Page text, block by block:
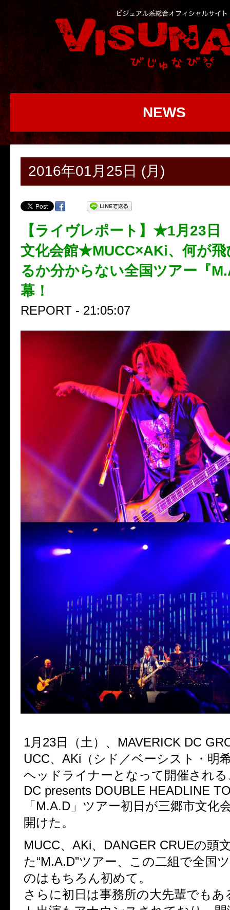
NEWS
2016年01月25日 (月)
【ライヴレポート】★1月23日
文化会館★MUCC×AKi、何が飛
るか分からない全国ツアー『
幕！
REPORT - 21:05:07
1月23日（土）、MAVERICK DC
UCC、AKi（シド／ベーシスト・明
ヘッドライナーとなって開催される
DC presents DOUBLE HEADLINE
「M.A.D」ツアー初日が三郷市文化
開けた。
MUCC、AKi、DANGER CRUEの頭
た“M.A.D”ツアー、この二組で全国
のはもちろん初めて。
さらに初日は事務所の大先輩でもあ